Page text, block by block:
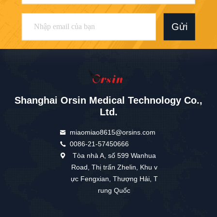
Gửi
Shanghai Orsin Medical Technology Co.,
Ltd.
miaomiao8615@orsins.com
0086-21-57450666
Tòa nhà A, số 599 Wanhua
Road, Thị trấn Zhelin, Khu v
ực Fengxian, Thượng Hải, T
rung Quốc